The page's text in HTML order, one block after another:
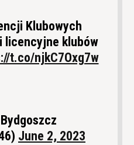
Klubowych
licencyjne klubów
t.co/njkC7Oxg7w
June 2, 2023